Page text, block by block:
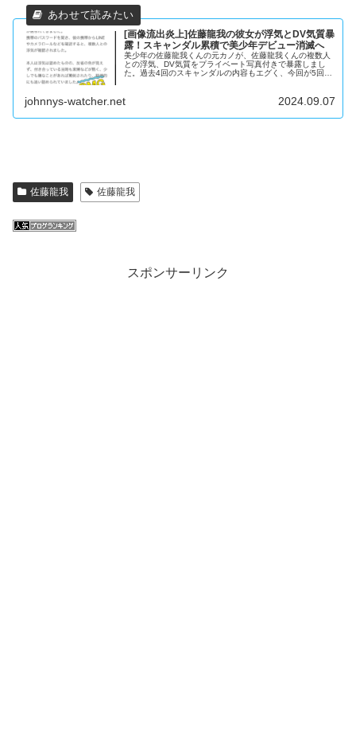
[画像流出炎上]佐藤龍我の彼女が浮気とDV気質暴
露！スキャンダル累積で美少年デビュー消滅へ
美少年の佐藤龍我くんの元カノが、佐藤龍我くんの複数人
との浮気、DV気質をプライベート写真付きで暴露しまし
た。過去4回のスキャンダルの内容もエグく、今回が5回め
johnnys-watcher.net 2024.09.07
佐藤龍我 佐藤龍我
スポンサーリンク